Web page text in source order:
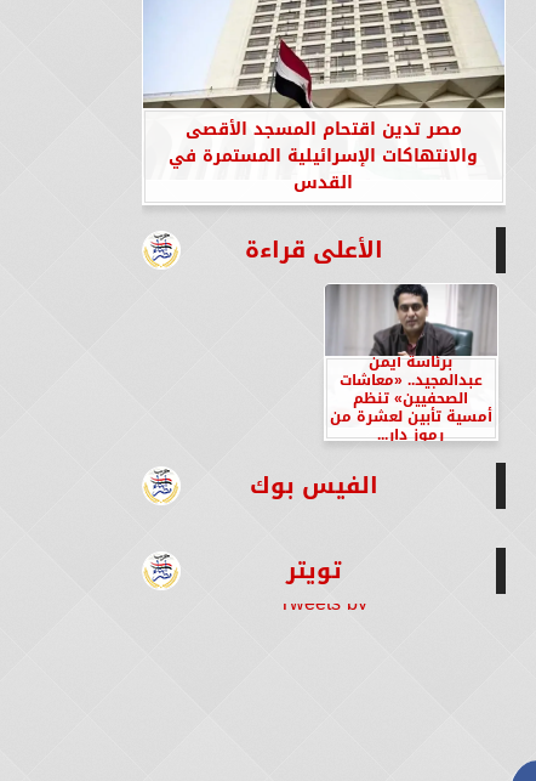
مصر تدين اقتحام المسجد الأقصى
والانتهاكات الإسرائيلية المستمرة في
القدس
الأعلى قراءة
برئاسة أيمن
عبدالمجيد.. «معاشات
الصحفيين» تنظم
أمسية تأبين لعشرة من
رموز دار...
الفيس بوك
تويتر
Tweets by